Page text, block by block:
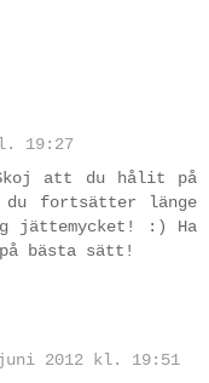
19:27
att du hålit på
du fortsätter länge
jättemycket! :) Ha
bästa sätt!
2012 kl. 19:51